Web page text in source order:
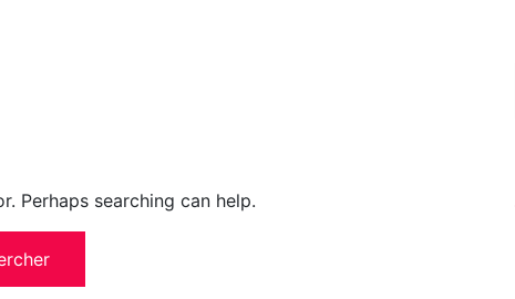
Perhaps searching can help.